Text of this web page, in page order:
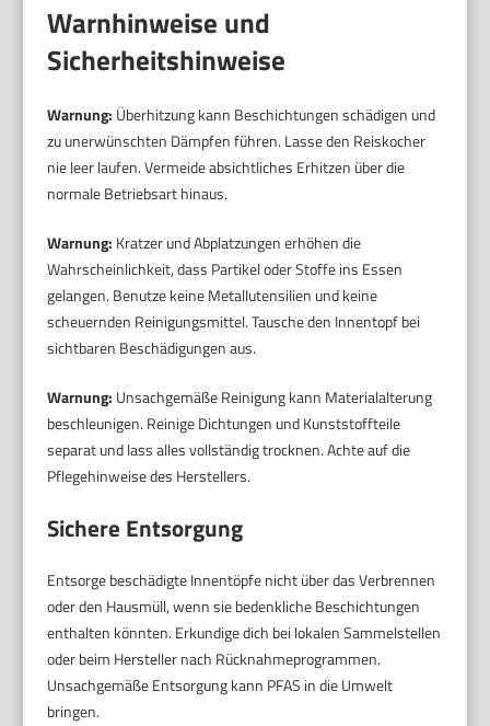
Warnhinweise und
Sicherheitshinweise
Warnung: Überhitzung kann Beschichtungen schädigen und
zu unerwünschten Dämpfen führen. Lasse den Reiskocher
nie leer laufen. Vermeide absichtliches Erhitzen über die
normale Betriebsart hinaus.
Warnung: Kratzer und Abplatzungen erhöhen die
Wahrscheinlichkeit, dass Partikel oder Stoffe ins Essen
gelangen. Benutze keine Metallutensilien und keine
scheuernden Reinigungsmittel. Tausche den Innentopf bei
sichtbaren Beschädigungen aus.
Warnung: Unsachgemäße Reinigung kann Materialalterung
beschleunigen. Reinige Dichtungen und Kunststoffteile
separat und lass alles vollständig trocknen. Achte auf die
Pflegehinweise des Herstellers.
Sichere Entsorgung
Entsorge beschädigte Innentöpfe nicht über das Verbrennen
oder den Hausmüll, wenn sie bedenkliche Beschichtungen
enthalten könnten. Erkundige dich bei lokalen Sammelstellen
oder beim Hersteller nach Rücknahmeprogrammen.
Unsachgemäße Entsorgung kann PFAS in die Umwelt
bringen.